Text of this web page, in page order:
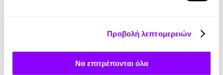
Προβολή λεπτομερειών
Να επιτρέπονται όλα
• 1 Credit